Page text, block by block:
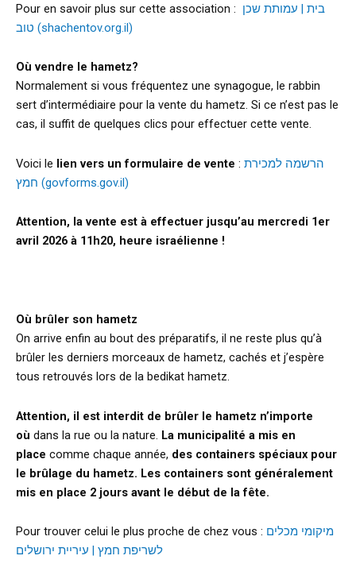
Pour en savoir plus sur cette association : בית | עמותת שכן
טוב (shachentov.org.il)
Où vendre le hametz?
Normalement si vous fréquentez une synagogue, le rabbin
sert d’intermédiaire pour la vente du hametz. Si ce n’est pas le
cas, il suffit de quelques clics pour effectuer cette vente.
Voici le lien vers un formulaire de vente : הרשמה למכירת
חמץ (govforms.gov.il)
Attention, la vente est à effectuer jusqu’au mercredi 1er
avril 2026 à 11h20, heure israélienne !
Où brûler son hametz
On arrive enfin au bout des préparatifs, il ne reste plus qu’à
brûler les derniers morceaux de hametz, cachés et j’espère
tous retrouvés lors de la bedikat hametz.
Attention, il est interdit de brûler le hametz n’importe
où dans la rue ou la nature. La municipalité a mis en
place comme chaque année, des containers spéciaux pour
le brûlage du hametz. Les containers sont généralement
mis en place 2 jours avant le début de la fête.
Pour trouver celui le plus proche de chez vous : מיקומי מכלים
לשריפת חמץ | עיריית ירושלים